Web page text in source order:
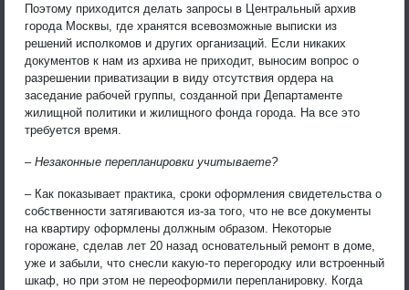
Поэтому приходится делать запросы в Центральный архив
города Москвы, где хранятся всевозможные выписки из
решений исполкомов и других организаций. Если никаких
документов к нам из архива не приходит, выносим вопрос о
разрешении приватизации в виду отсутствия ордера на
заседание рабочей группы, созданной при Департаменте
жилищной политики и жилищного фонда города. На все это
требуется время.
– Незаконные перепланировки учитываете?
– Как показывает практика, сроки оформления свидетельства о
собственности затягиваются из-за того, что не все документы
на квартиру оформлены должным образом. Некоторые
горожане, сделав лет 20 назад основательный ремонт в доме,
уже и забыли, что снесли какую-то перегородку или встроенный
шкаф, но при этом не переоформили перепланировку. Когда